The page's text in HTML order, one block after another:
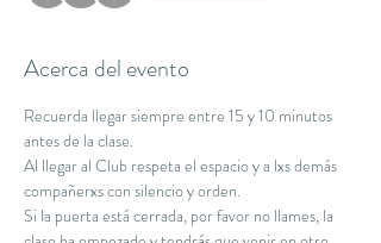
Acerca del evento
Recuerda llegar siempre entre 15 y 10 minutos
antes de la clase.
Al llegar al Club respeta el espacio y a lxs demás
compañerxs con silencio y orden.
Si la puerta está cerrada, por favor no llames, la